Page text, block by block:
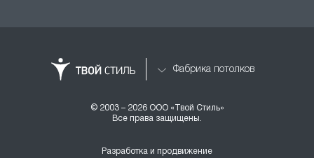
Фабрика потолков
© 2003 – 2026 ООО «Твой Стиль»
Все права защищены.
Разработка и продвижение